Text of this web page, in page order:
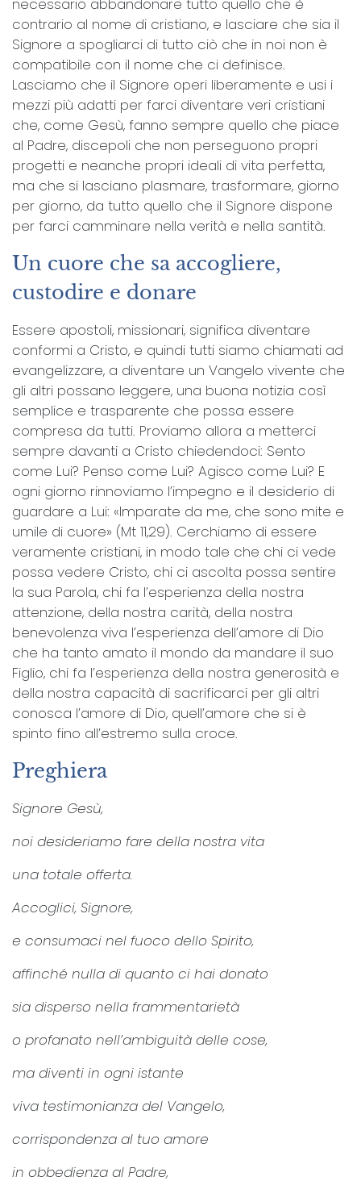
contrario al nome di cristiano, e lasciare che sia il
Signore a spogliarci di tutto ciò che in noi non è
compatibile con il nome che ci definisce.
Lasciamo che il Signore operi liberamente e usi i
mezzi più adatti per farci diventare veri cristiani
che, come Gesù, fanno sempre quello che piace
al Padre, discepoli che non perseguono propri
progetti e neanche propri ideali di vita perfetta,
ma che si lasciano plasmare, trasformare, giorno
per giorno, da tutto quello che il Signore dispone
per farci camminare nella verità e nella santità.
Un cuore che sa accogliere,
custodire e donare
Essere apostoli, missionari, significa diventare
conformi a Cristo, e quindi tutti siamo chiamati ad
evangelizzare, a diventare un Vangelo vivente che
gli altri possano leggere, una buona notizia così
semplice e trasparente che possa essere
compresa da tutti. Proviamo allora a metterci
sempre davanti a Cristo chiedendoci: Sento
come Lui? Penso come Lui? Agisco come Lui? E
ogni giorno rinnoviamo l’impegno e il desiderio di
guardare a Lui: «Imparate da me, che sono mite e
umile di cuore» (Mt 11,29). Cerchiamo di essere
veramente cristiani, in modo tale che chi ci vede
possa vedere Cristo, chi ci ascolta possa sentire
la sua Parola, chi fa l’esperienza della nostra
attenzione, della nostra carità, della nostra
benevolenza viva l’esperienza dell’amore di Dio
che ha tanto amato il mondo da mandare il suo
Figlio, chi fa l’esperienza della nostra generosità e
della nostra capacità di sacrificarci per gli altri
conosca l’amore di Dio, quell’amore che si è
spinto fino all’estremo sulla croce.
Preghiera
Signore Gesù,
noi desideriamo fare della nostra vita
una totale offerta.
Accoglici, Signore,
e consumaci nel fuoco dello Spirito,
affinché nulla di quanto ci hai donato
sia disperso nella frammentarietà
o profanato nell’ambiguità delle cose,
ma diventi in ogni istante
viva testimonianza del Vangelo,
corrispondenza al tuo amore
in obbedienza al Padre,